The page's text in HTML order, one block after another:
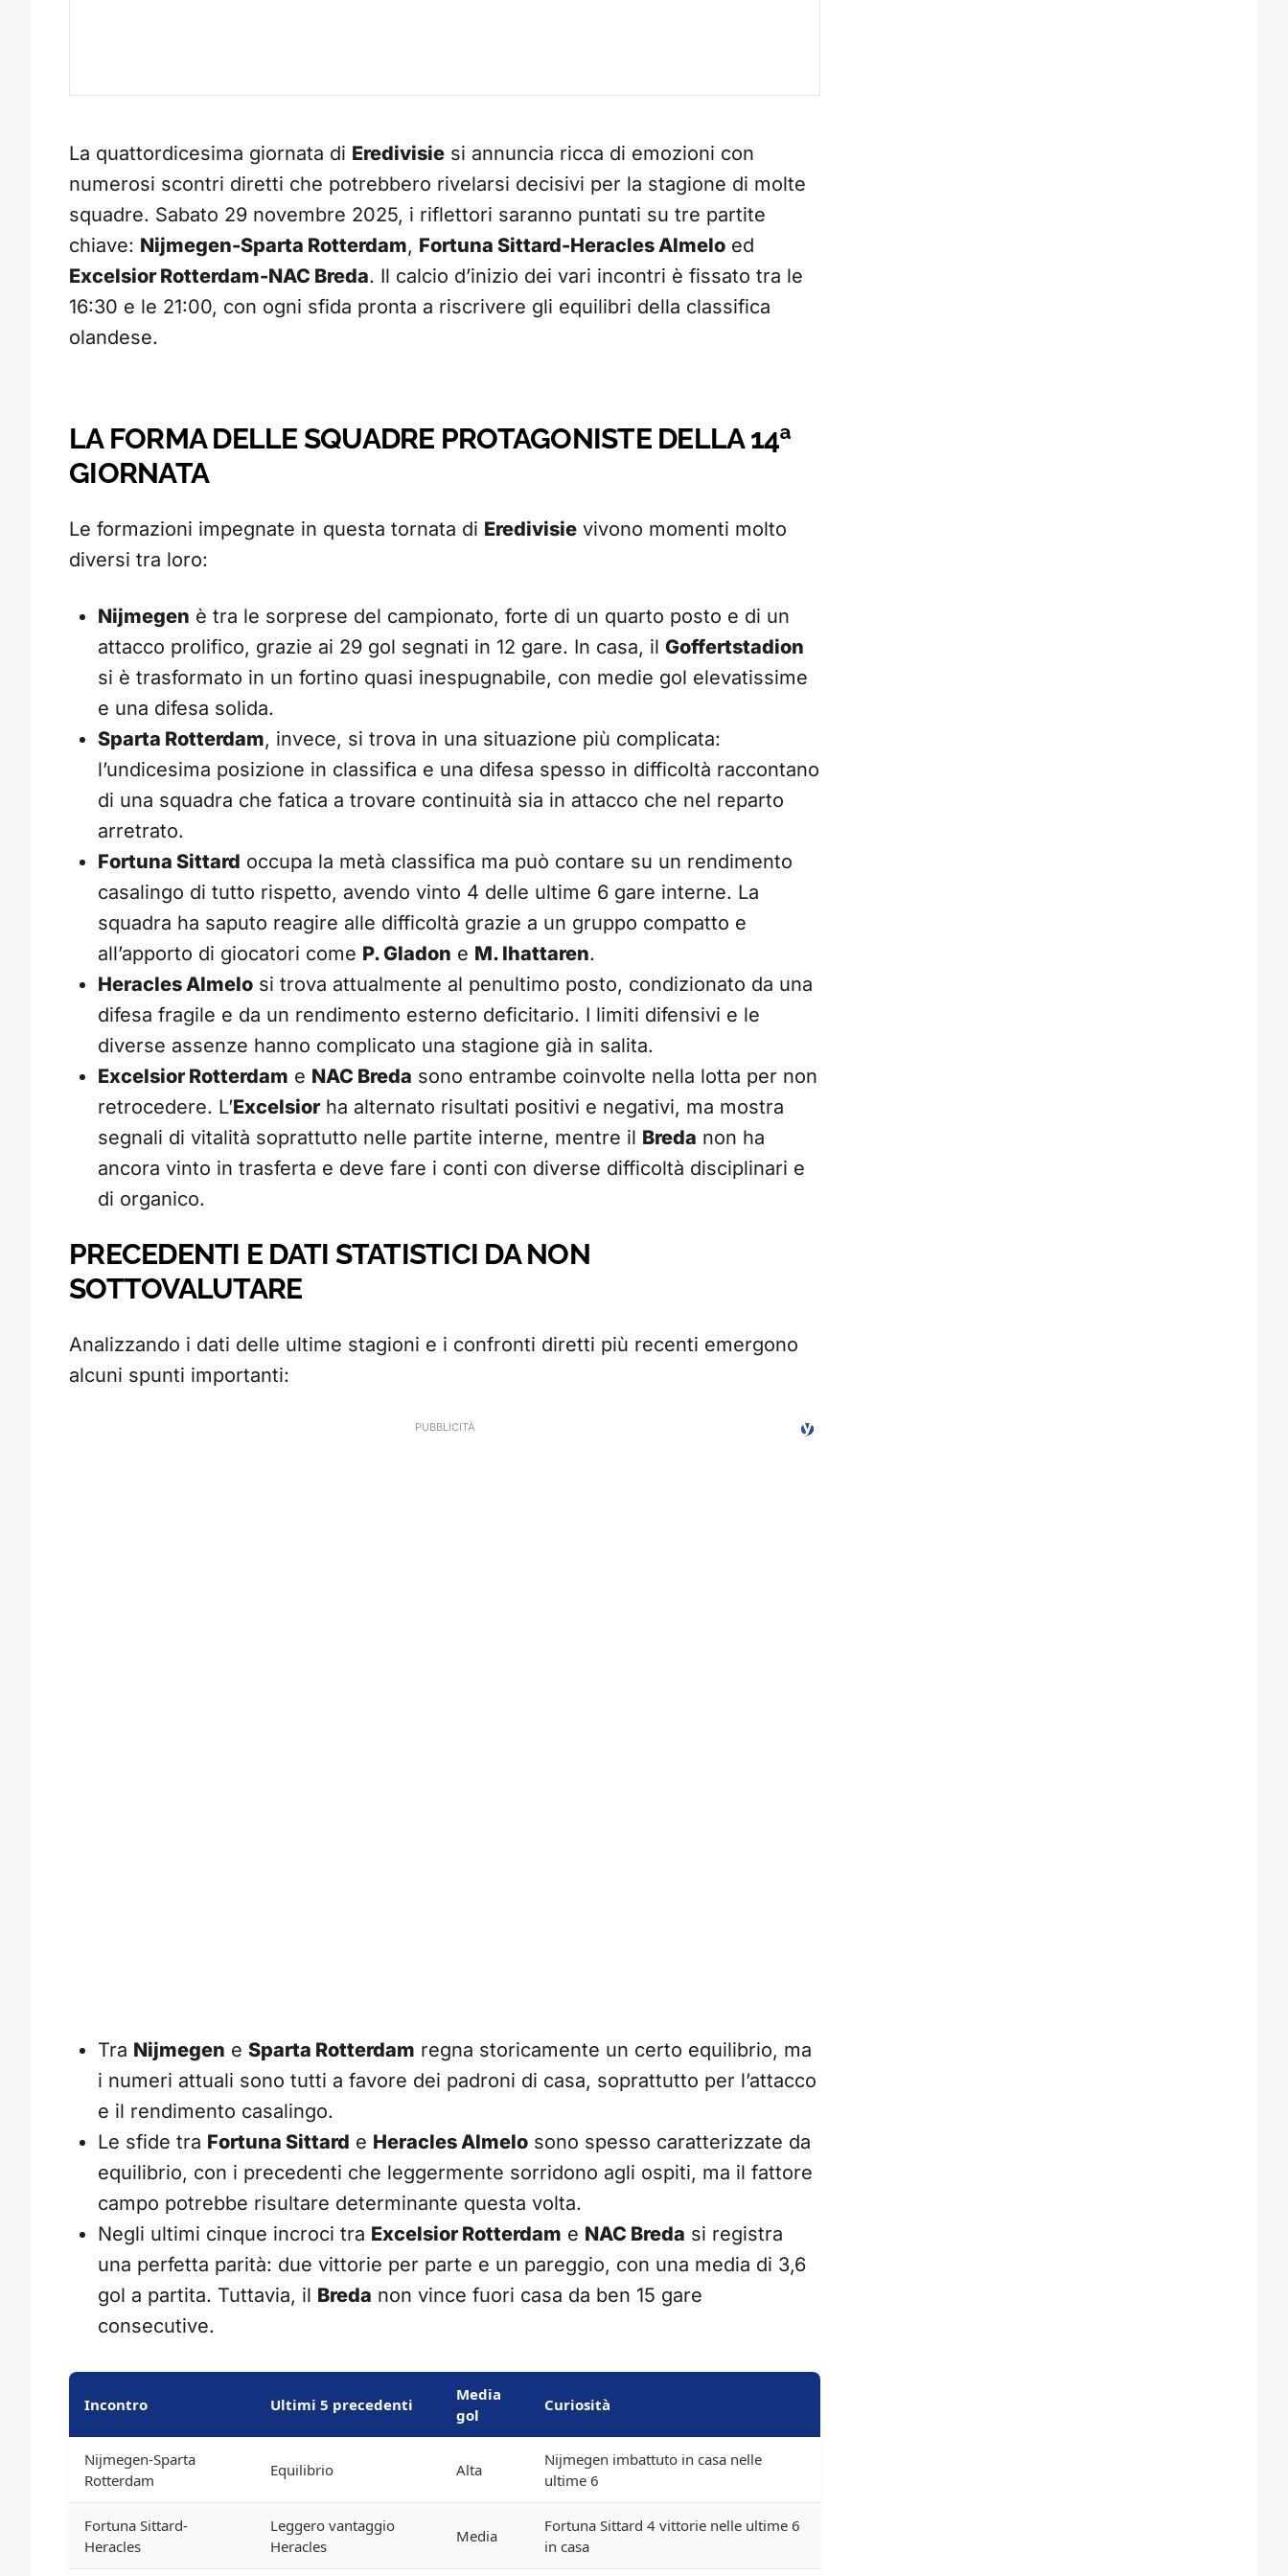
La quattordicesima giornata di Eredivisie si annuncia ricca di emozioni con
numerosi scontri diretti che potrebbero rivelarsi decisivi per la stagione di molte
squadre. Sabato 29 novembre 2025, i riflettori saranno puntati su tre partite
chiave: Nijmegen-Sparta Rotterdam, Fortuna Sittard-Heracles Almelo ed
Excelsior Rotterdam-NAC Breda. Il calcio d’inizio dei vari incontri è fissato tra le
16:30 e le 21:00, con ogni sfida pronta a riscrivere gli equilibri della classifica
olandese.
LA FORMA DELLE SQUADRE PROTAGONISTE DELLA 14ª
GIORNATA
Le formazioni impegnate in questa tornata di Eredivisie vivono momenti molto
diversi tra loro:
Nijmegen è tra le sorprese del campionato, forte di un quarto posto e di un
attacco prolifico, grazie ai 29 gol segnati in 12 gare. In casa, il Goffertstadion
si è trasformato in un fortino quasi inespugnabile, con medie gol elevatissime
e una difesa solida.
Sparta Rotterdam, invece, si trova in una situazione più complicata:
l’undicesima posizione in classifica e una difesa spesso in difficoltà raccontano
di una squadra che fatica a trovare continuità sia in attacco che nel reparto
arretrato.
Fortuna Sittard occupa la metà classifica ma può contare su un rendimento
casalingo di tutto rispetto, avendo vinto 4 delle ultime 6 gare interne. La
squadra ha saputo reagire alle difficoltà grazie a un gruppo compatto e
all’apporto di giocatori come P. Gladon e M. Ihattaren.
Heracles Almelo si trova attualmente al penultimo posto, condizionato da una
difesa fragile e da un rendimento esterno deficitario. I limiti difensivi e le
diverse assenze hanno complicato una stagione già in salita.
Excelsior Rotterdam e NAC Breda sono entrambe coinvolte nella lotta per non
retrocedere. L’Excelsior ha alternato risultati positivi e negativi, ma mostra
segnali di vitalità soprattutto nelle partite interne, mentre il Breda non ha
ancora vinto in trasferta e deve fare i conti con diverse difficoltà disciplinari e
di organico.
PRECEDENTI E DATI STATISTICI DA NON
SOTTOVALUTARE
Analizzando i dati delle ultime stagioni e i confronti diretti più recenti emergono
alcuni spunti importanti:
Tra Nijmegen e Sparta Rotterdam regna storicamente un certo equilibrio, ma
i numeri attuali sono tutti a favore dei padroni di casa, soprattutto per l’attacco
e il rendimento casalingo.
Le sfide tra Fortuna Sittard e Heracles Almelo sono spesso caratterizzate da
equilibrio, con i precedenti che leggermente sorridono agli ospiti, ma il fattore
campo potrebbe risultare determinante questa volta.
Negli ultimi cinque incroci tra Excelsior Rotterdam e NAC Breda si registra
una perfetta parità: due vittorie per parte e un pareggio, con una media di 3,6
gol a partita. Tuttavia, il Breda non vince fuori casa da ben 15 gare
consecutive.
Incontro Ultimi 5 precedenti
Media
gol
Curiosità
Nijmegen-Sparta
Rotterdam
Equilibrio Alta
Nijmegen imbattuto in casa nelle
ultime 6
Fortuna Sittard-
Heracles
Leggero vantaggio
Heracles
Media
Fortuna Sittard 4 vittorie nelle ultime 6
in casa